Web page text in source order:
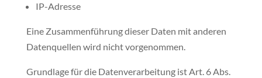
IP-Adresse
Eine Zusammenführung dieser Daten mit anderen
Datenquellen wird nicht vorgenommen.
Grundlage für die Datenverarbeitung ist Art. 6 Abs.